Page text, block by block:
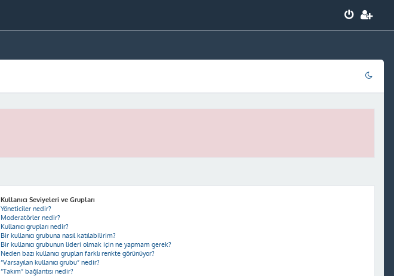
Kullanıcı Seviyeleri ve Grupları
Yöneticiler nedir?
Moderatörler nedir?
Kullanıcı grupları nedir?
Bir kullanıcı grubuna nasıl katılabilirim?
Bir kullanıcı grubunun lideri olmak için ne yapmam gerek?
Neden bazı kullanıcı grupları farklı renkte görünüyor?
“Varsayılan kullanıcı grubu” nedir?
“Takım” bağlantısı nedir?